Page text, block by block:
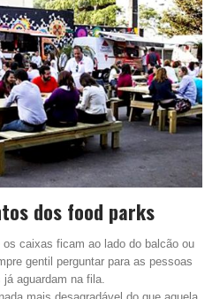
dos food parks
os caixas ficam ao lado do balcão ou
gentil perguntar para as pessoas
aguardam na fila.